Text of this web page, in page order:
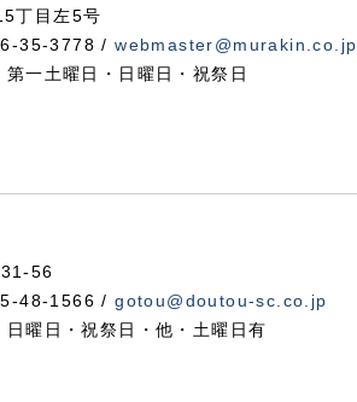
丁目左5号
35-3778 /webmaster@murakin.co.jp
一土曜日・日曜日・祝祭日
56
48-1566 /gotou@doutou-sc.co.jp
曜日・祝祭日・他・土曜日有